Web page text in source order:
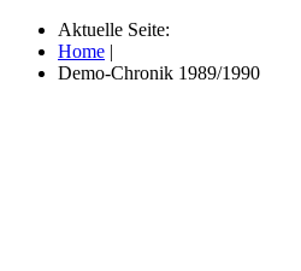
Aktuelle Seite:
Home |
Demo-Chronik 1989/1990